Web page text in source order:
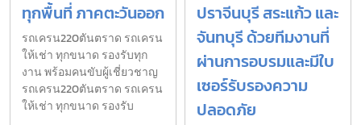
ทุกพื้นที่ ภาคตะวันออก
รถเครน220ตันตราด รถเครน
ให้เช่า ทุกขนาด รองรับทุก
งาน พร้อมคนขับผู้เชี่ยวชาญ
รถเครน220ตันตราด รถเครน
ให้เช่า ทุกขนาด รองรับ
ปราจีนบุรี สระแก้ว และ
จันทบุรี ด้วยทีมงานที่
ผ่านการอบรมและมีใบ
เซอร์รับรองความ
ปลอดภัย